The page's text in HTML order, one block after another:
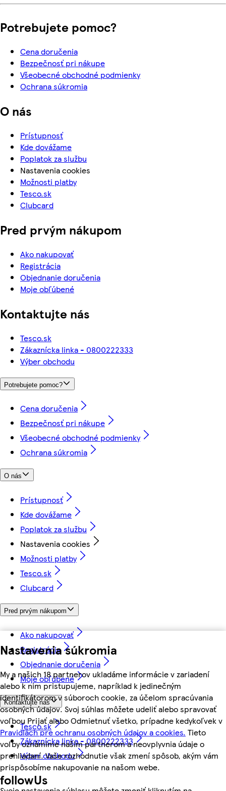
Nastavenia súkromia
My a našich 18 partnerov ukladáme informácie v zariadení
alebo k nim pristupujeme, napríklad k jedinečným
identifikátorom v súboroch cookie, za účelom spracúvania
osobných údajov. Svoj súhlas môžete udeliť alebo spravovať
voľbou Prijať alebo Odmietnuť všetko, prípadne kedykoľvek v
Pravidlách pre ochranu osobných údajov a cookies. Tieto
voľby oznámime našim partnerom a neovplyvnia údaje o
prehliadaní. Vaše rozhodnutie však zmení spôsob, akým vám
prispôsobíme nakupovanie na našom webe.
Potrebujete pomoc?
Cena doručenia
Bezpečnosť pri nákupe
Všeobecné obchodné podmienky
Ochrana súkromia
O nás
Prístupnosť
Kde dovážame
Poplatok za službu
Nastavenia cookies
Možnosti platby
Tesco.sk
Clubcard
Pred prvým nákupom
Ako nakupovať
Registrácia
Objednanie doručenia
Moje obľúbené
Kontaktujte nás
Tesco.sk
Zákaznícka linka - 0800222333
Výber obchodu
Potrebujete pomoc?
Cena doručenia
Bezpečnosť pri nákupe
Všeobecné obchodné podmienky
Ochrana súkromia
O nás
Prístupnosť
Kde dovážame
Poplatok za službu
Nastavenia cookies
Možnosti platby
Tesco.sk
Clubcard
Pred prvým nákupom
Ako nakupovať
Registrácia
Objednanie doručenia
Moje obľúbené
Kontaktujte nás
Tesco.sk
Zákaznícka linka - 0800222333
Výber obchodu
followUs